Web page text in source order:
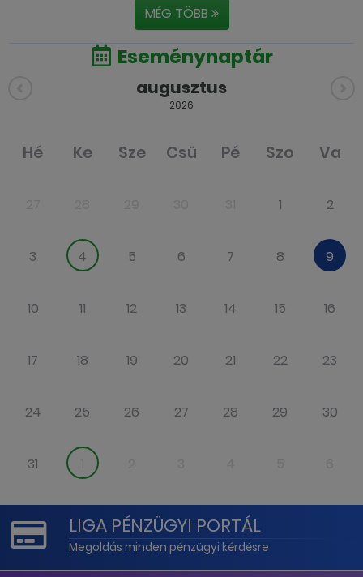
MÉG TÖBB
Eseménynaptár
augusztus
2026
Hé Ke Sze Csü Pé Szo Va
1 2
3 4 5 6 7 8 9
10 11 12 13 14 15 16
17 18 19 20 21 22 23
24 25 26 27 28 29 30
31
LIGA PÉNZÜGYI PORTÁL
Megoldás minden pénzügyi kérdésre